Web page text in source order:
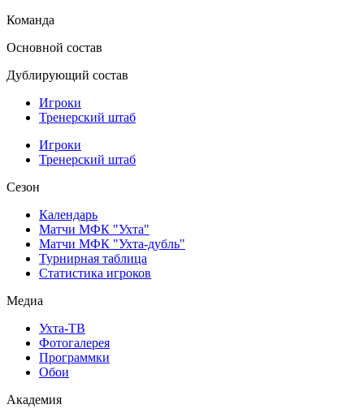
Команда
Основной состав
Дублирующий состав
Игроки
Тренерский штаб
Игроки
Тренерский штаб
Сезон
Календарь
Матчи МФК "Ухта"
Матчи МФК "Ухта-дубль"
Турнирная таблица
Статистика игроков
Медиа
Ухта-ТВ
Фотогалерея
Программки
Обои
Академия